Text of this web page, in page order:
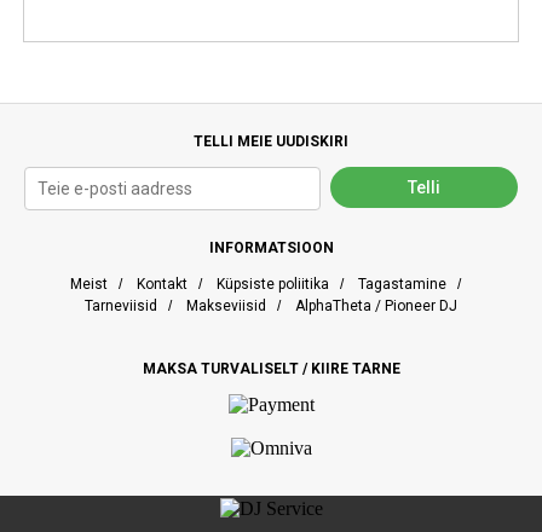
TELLI MEIE UUDISKIRI
INFORMATSIOON
Meist / Kontakt / Küpsiste poliitika / Tagastamine /
Tarneviisid
/ Makseviisid / AlphaTheta / Pioneer DJ
MAKSA TURVALISELT / KIIRE TARNE